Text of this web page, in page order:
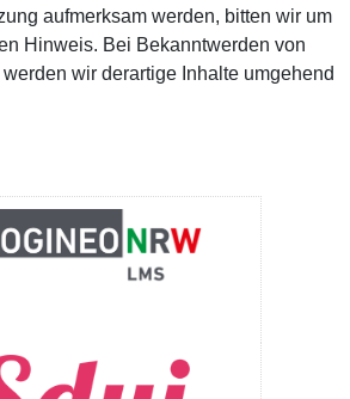
aufmerksam werden, bitten wir um
Hinweis. Bei Bekanntwerden von
wir derartige Inhalte umgehend